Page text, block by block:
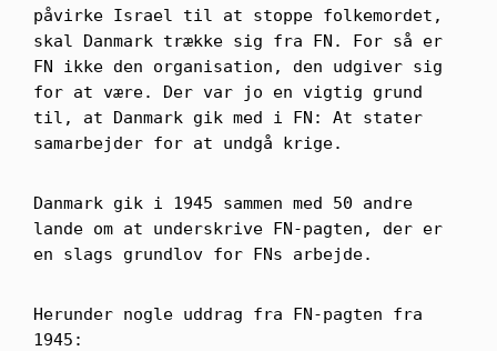
påvirke Israel til at stoppe folkemordet,
skal Danmark trække sig fra FN. For så er
FN ikke den organisation, den udgiver sig
for at være. Der var jo en vigtig grund
til, at Danmark gik med i FN: At stater
samarbejder for at undgå krige.
Danmark gik i 1945 sammen med 50 andre
lande om at underskrive FN-pagten, der er
en slags grundlov for FNs arbejde.
Herunder nogle uddrag fra FN-pagten fra
1945: